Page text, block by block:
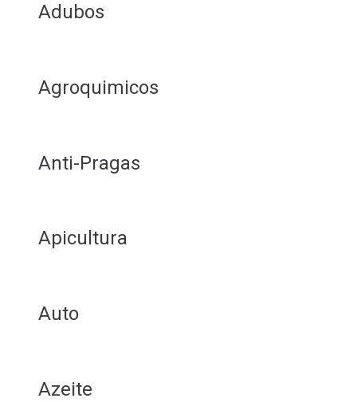
Adubos
Agroquimicos
Anti-Pragas
Apicultura
Auto
Azeite